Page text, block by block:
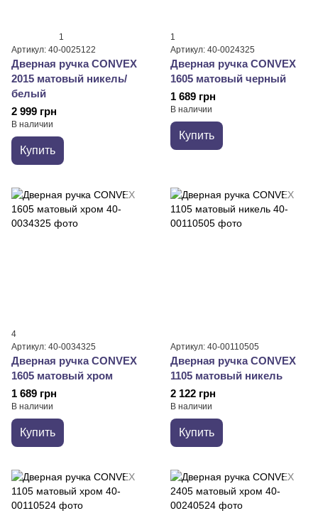
1
Артикул: 40-0025122
Дверная ручка CONVEX
2015 матовый никель/
белый
2 999 грн
В наличии
Купить
1
Артикул: 40-0024325
Дверная ручка CONVEX
1605 матовый черный
1 689 грн
В наличии
Купить
4
Артикул: 40-0034325
Дверная ручка CONVEX
1605 матовый хром
1 689 грн
В наличии
Купить
Артикул: 40-00110505
Дверная ручка CONVEX
1105 матовый никель
2 122 грн
В наличии
Купить